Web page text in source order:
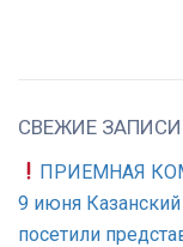
СВЕЖИЕ ЗАПИСИ
ПРИЕМНАЯ
9 июня
посетили